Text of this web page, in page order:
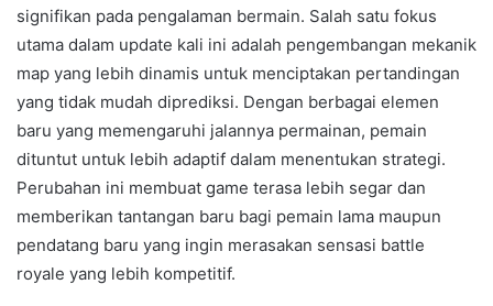
signifikan pada pengalaman bermain. Salah satu fokus
utama dalam update kali ini adalah pengembangan mekanik
map yang lebih dinamis untuk menciptakan pertandingan
yang tidak mudah diprediksi. Dengan berbagai elemen
baru yang memengaruhi jalannya permainan, pemain
dituntut untuk lebih adaptif dalam menentukan strategi.
Perubahan ini membuat game terasa lebih segar dan
memberikan tantangan baru bagi pemain lama maupun
pendatang baru yang ingin merasakan sensasi battle
royale yang lebih kompetitif.